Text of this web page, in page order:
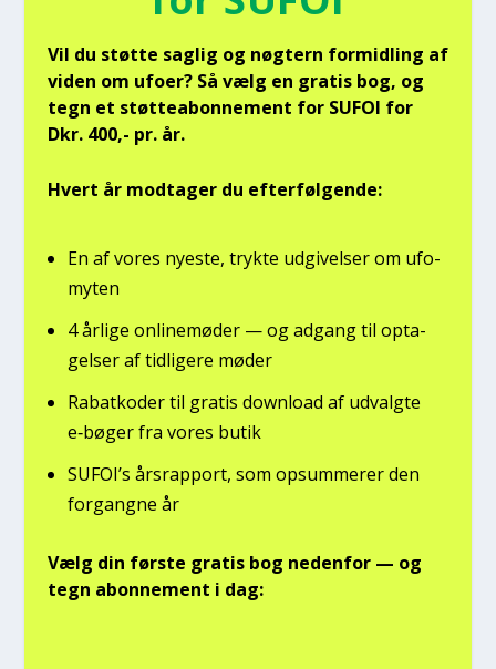
Vil du støt­te sag­lig og nøg­tern for­mid­ling af
viden om ufo­er? Så vælg en gra­tis bog, og
tegn et støt­tea­bon­ne­ment for SUFOI for
Dkr. 400,- pr. år.
Hvert år mod­ta­ger du efter­føl­gen­de:
En af vores nye­ste, tryk­te udgi­vel­ser om ufo­
myten
4 årli­ge onli­ne­mø­der — og adgang til opta­
gel­ser af tid­li­ge­re møder
Rabat­ko­der til gra­tis down­lo­ad af udvalg­te
e‑bøger fra vores butik
SUFOI’s års­rap­port, som opsum­me­rer den
for­gang­ne år
Vælg din før­ste gra­tis bog neden­for — og
tegn abon­ne­ment i dag: